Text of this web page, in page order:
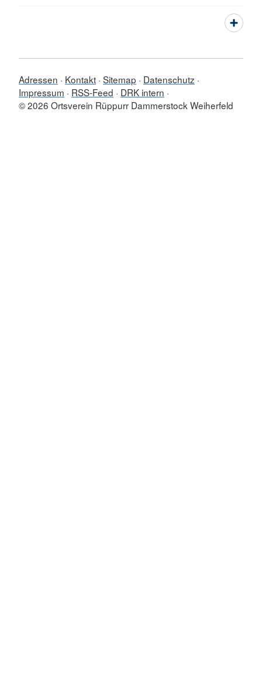
Adressen Kontakt Sitemap
Datenschutz
Impressum
RSS-Feed
DRK intern
© 2026 Ortsverein Rüppurr Dammerstock Weiherfeld